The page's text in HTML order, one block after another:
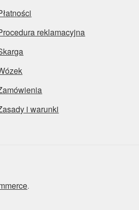
reklamacyjna
i warunki
.